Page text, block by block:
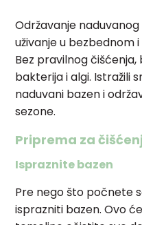
Održavanje
uživanje u bezbednom
Bez pravilnog
bakterija i algi. Istražili
naduvani bazen i
sezone.
Priprema za
Ispraznite bazen
Pre nego što počnete
isprazniti bazen. Ovo